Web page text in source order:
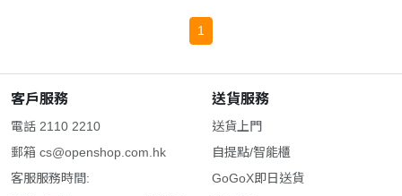
1
客戶服務
電話 2110 2210
郵箱 cs@openshop.com.hk
客服服務時間:
送貨服務
送貨上門
自提點/智能櫃
GoGoX即日送貨